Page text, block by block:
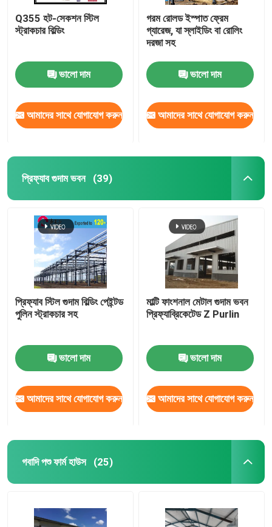
Q355 হট-সেকশন স্টিল
স্ট্রাকচার বিল্ডিং
ভালো দাম
আমাদের সাথে যোগাযোগ করুন
গরম রোলড ইস্পাত ফ্রেম
গ্যারেজ, যা স্লাইডিং বা রোলিং
দরজা সহ
ভালো দাম
আমাদের সাথে যোগাযোগ করুন
প্রিফ্যাব গুদাম ভবন (39)
প্রিফ্যাব স্টিল গুদাম বিল্ডিং পেইন্টড
পুলিন স্ট্রাকচার সহ
ভালো দাম
আমাদের সাথে যোগাযোগ করুন
মাল্টি ফাংশনাল মেটাল গুদাম ভবন
প্রিফ্যাব্রিকেটেড Z Purlin
ভালো দাম
আমাদের সাথে যোগাযোগ করুন
গবাদি পশু ফার্ম হাউস (25)